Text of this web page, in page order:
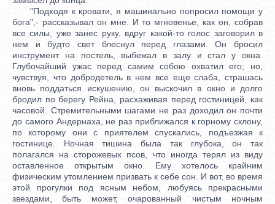
"Подходя к кровати, я машинально попросил помощи у
бога",- рассказывал он мне. И то мгновенье, как он, собрав
все силы, уже занес руку, вдруг какой-то голос заговорил в
нем и будто свет блеснул перед глазами. Он бросил
инструмент на постель, выбежал в залу и стал у окна.
Глубочайший ужас перед самим собою охватил его; но,
чувствуя, что добродетель в нем все еще слаба, страшась
вновь поддаться искушению, он выскочил в окно и долго
бродил по берегу Рейна, расхаживая перед гостиницей, как
часовой. Стремительными шагами не раз доходил он почти
до самого Андернаха, не раз приближался к горному склону,
по которому они с приятелем спускались, подъезжая к
гостинице. Ночная тишина была так глубока, он так
полагался на сторожевых псов, что иногда терял из виду
оставленное открытым окно. Ему хотелось крайним
физическим утомлением призвать к себе сон. И вот, во время
этой прогулки под ясным небом, любуясь прекрасными
звездами, быть может, очарованный чистым ночным